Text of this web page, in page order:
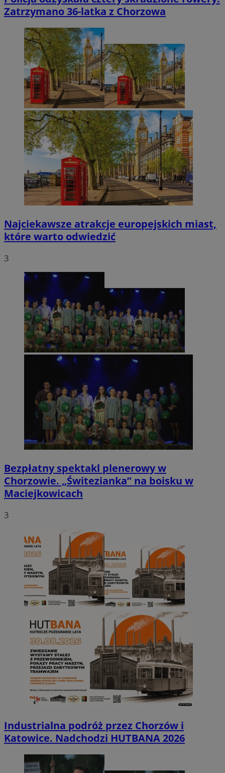
Zatrzymano 36-latka z Chorzowa
Najciekawsze atrakcje europejskich miast,
które warto odwiedzić
3
Bezpłatny spektakl plenerowy w
Chorzowie. „Świtezianka” na boisku w
Maciejkowicach
3
Industrialna podróż przez Chorzów i
Katowice. Nadchodzi HUTBANA 2026